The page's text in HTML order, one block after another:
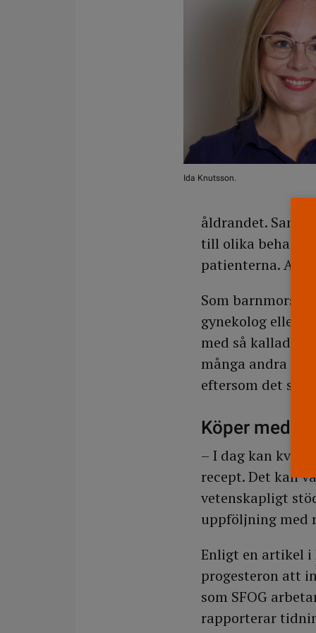
Ida Knutsson.
åldrandet.
till olika
patienterna. Att
Som
gynekolog eller
med så kallade
många andra
eftersom det
Köper
– I dag kan
recept. Det kan
vetenskapligt
uppföljning med
Enligt en artikel i
progesteron att
som SFOG
rapporterar